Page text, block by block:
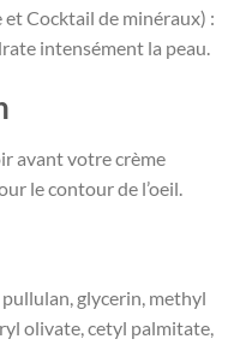
Cocktail de minéraux) :
intensément la peau.
avant votre crème
le contour de l’oeil.
glycerin, methyl
olivate, cetyl palmitate,